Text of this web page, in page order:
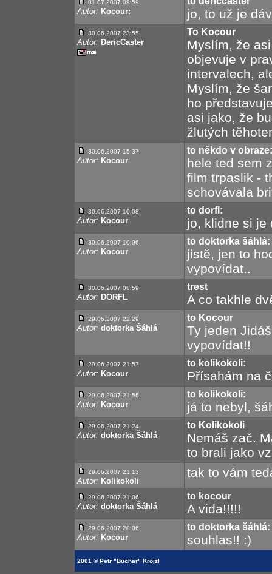
01.07.2007 09:59
Autor: Kocour: jo, to už je
30.06.2007 23:55
Autor: DericCaster
To Kocour
Myslím, že
objevuje v
intervalech,
Myslím, že
ho
asi jako, že
žlutých
30.06.2007 15:37
Autor: Kocour
to někdo v obraze:
hele ted sem
film trpaslik -
schovávala
30.06.2007 10:08
Autor: Kocour
to dorfl:
jo, klidne si je
30.06.2007 10:06
Autor: Kocour
to doktorka šáhlá:
jistě, jen to
vypovídat..
30.06.2007 00:59
Autor: DORFL
trest
A co takhle
29.06.2007 22:29
Autor: doktorka Šáhlá
to Kocour
Ty jeden
vypovídat!!
29.06.2007 21:57
Autor: Kocour
to kolikokoli:
Přísahám na
29.06.2007 21:56
Autor: Kocour
to kolikokoli:
já to nebyl,
29.06.2007 21:24
Autor: doktorka Šáhlá
to Kolikokoli
Nemáš zač.
to brali jako
29.06.2007 21:13
Autor: Kolikokoli
tak to vám
29.06.2007 21:06
Autor: doktorka Šáhlá
to kocour
A vida!!!!!
29.06.2007 20:06
Autor: Kocour
to doktorka šáhlá:
souhlas!! :)
2001 © Petr "Buchar" Krojzl